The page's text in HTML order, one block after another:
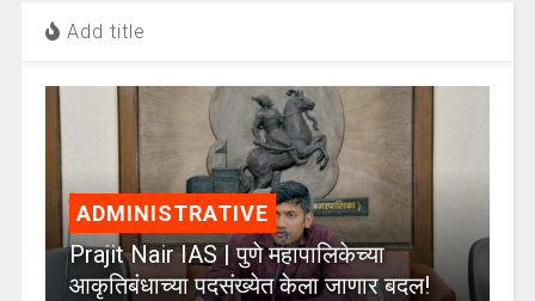
Add title
ADMINISTRATIVE
Prajit Nair IAS | पुणे महापालिकेच्या
आकृतिबंधाच्या पदसंख्येत केला जाणार बदल!